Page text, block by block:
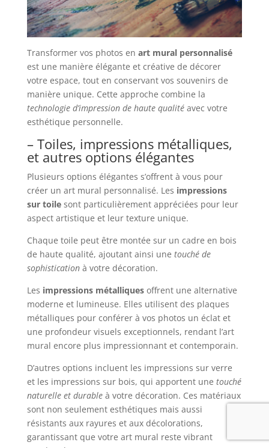
Transformer vos photos en art mural personnalisé
est une manière élégante et créative de décorer
votre espace, tout en conservant vos souvenirs de
manière unique. Cette approche combine la
technologie d’impression de haute qualitéavec votre
esthétique personnelle.
– Toiles, impressions métalliques,
et autres options élégantes
Plusieurs options élégantes s’offrent à vous pour
créer un art mural personnalisé. Les impressions
sur toilesont particulièrement appréciées pour leur
aspect artistique et leur texture unique.
Chaque toile peut être montée sur un cadre en bois
de haute qualité, ajoutant ainsi une touché de
sophisticationà votre décoration.
Les impressions métalliquesoffrent une alternative
moderne et lumineuse. Elles utilisent des plaques
métalliques pour conférer à vos photos un éclat et
une profondeur visuels exceptionnels, rendant l’art
mural encore plus impressionnant et contemporain.
D’autres options incluent les impressions sur verre
et les impressions sur bois, qui apportent une touché
naturelle et durableà votre décoration. Ces matériaux
sont non seulement esthétiques mais aussi
résistants aux rayures et aux décolorations,
garantissant que votre art mural reste vibrant